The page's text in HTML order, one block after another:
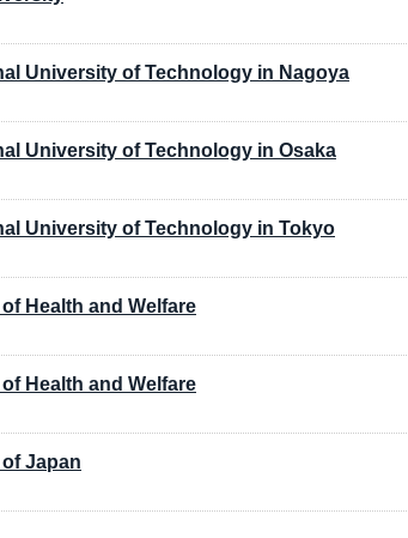
University of Technology in Nagoya
University of Technology in Osaka
University of Technology in Tokyo
Health and Welfare
Health and Welfare
Japan